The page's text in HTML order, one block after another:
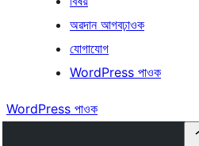
অৱদান আগবঢ়াওক
যোগাযোগ
WordPress পাওক
WordPress পাওক